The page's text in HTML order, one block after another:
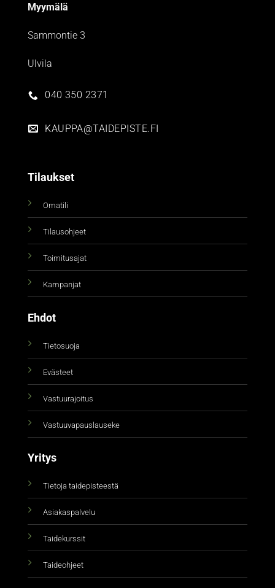
Myymälä
Sammontie 3
Ulvila
040 350 2371
KAUPPA@TAIDEPISTE.FI
Tilaukset
Omatili
Tilausohjeet
Toimitusajat
Kampanjat
Ehdot
Tietosuoja
Evästeet
Vastuurajoitus
Vastuuvapauslauseke
Yritys
Tietoja taidepisteestä
Asiakaspalvelu
Taidekurssit
Taideohjeet